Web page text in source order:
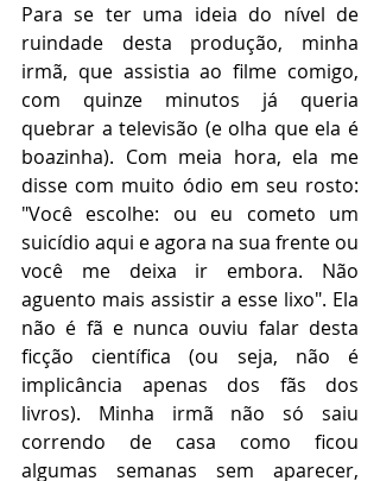
Para se ter uma ideia do nível de
ruindade desta produção, minha
irmã, que assistia ao filme comigo,
com quinze minutos já queria
quebrar a televisão (e olha que ela é
boazinha). Com meia hora, ela me
disse com muito ódio em seu rosto:
"Você escolhe: ou eu cometo um
suicídio aqui e agora na sua frente ou
você me deixa ir embora. Não
aguento mais assistir a esse lixo". Ela
não é fã e nunca ouviu falar desta
ficção científica (ou seja, não é
implicância apenas dos fãs dos
livros). Minha irmã não só saiu
correndo de casa como ficou
algumas semanas sem aparecer,